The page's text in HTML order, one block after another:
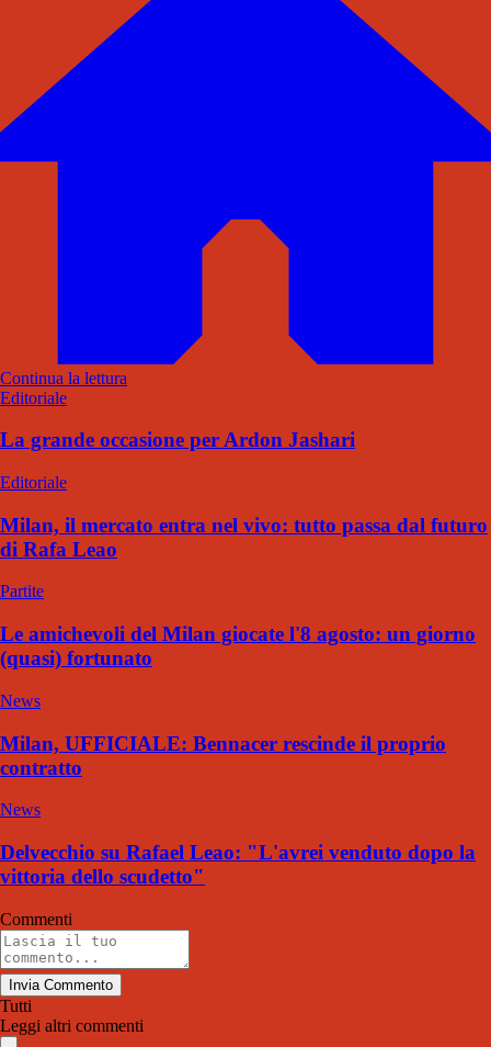
Continua la lettura
Editoriale
La grande occasione per Ardon Jashari
Editoriale
Milan, il mercato entra nel vivo: tutto passa dal futuro
di Rafa Leao
Partite
Le amichevoli del Milan giocate l'8 agosto: un giorno
(quasi) fortunato
News
Milan, UFFICIALE: Bennacer rescinde il proprio
contratto
News
Delvecchio su Rafael Leao: "L'avrei venduto dopo la
vittoria dello scudetto"
Commenti
Invia Commento
Tutti
Leggi altri commenti